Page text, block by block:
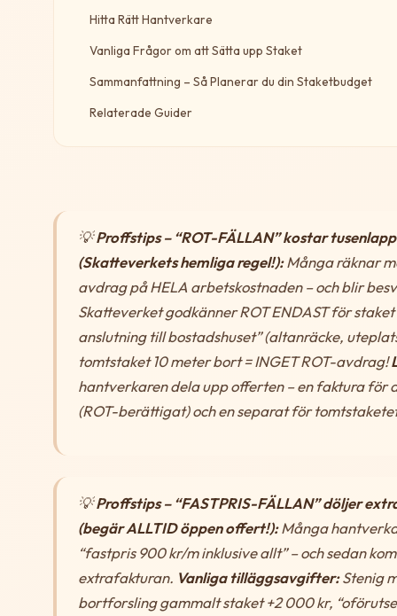
Hitta Rätt Hantverkare
Vanliga Frågor om att Sätta upp Staket
Sammanfattning – Så Planerar du din Staketbudget
Relaterade Guider
💡Proffstips – “ROT-FÄLLAN” kostar
(Skatteverkets hemliga regel!):Många räknar
avdrag på HELA arbetskostnaden – och blir
Skatteverket godkänner ROT ENDAST för staket
anslutning till bostadshuset” (altanräcke,
tomtstaket 10 meter bort = INGET ROT-avdrag!
hantverkaren dela upp offerten – en faktura för
(ROT-berättigat) och en separat för
💡Proffstips – “FASTPRIS-FÄLLAN” döljer
(begär ALLTID öppen offert!):Många
“fastpris 900 kr/m inklusive allt” – och sedan
extrafakturan. Vanliga tilläggsavgifter:Stenig
bortforsling gammalt staket +2 000 kr,